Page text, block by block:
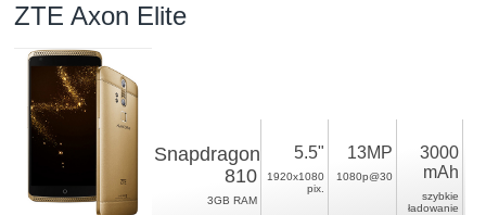
ZTE Axon Elite
Snapdragon
810
3GB RAM
5.5"
1920x1080
pix.
13MP
1080p@30
3000
mAh
szybkie
ładowanie